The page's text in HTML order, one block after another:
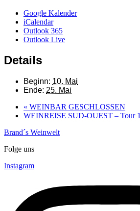
Google Kalender
iCalendar
Outlook 365
Outlook Live
Details
Beginn: 10. Mai
Ende: 25. Mai
« WEINBAR GESCHLOSSEN
WEINREISE SUD-OUEST – Tour 1
Brand´s Weinwelt
Folge uns
Instagram